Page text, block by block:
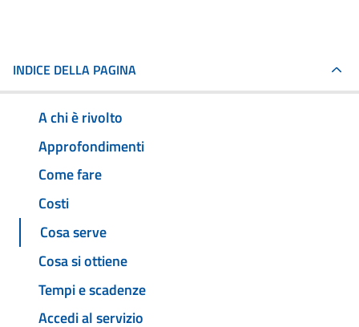
INDICE DELLA PAGINA
A chi è rivolto
Approfondimenti
Come fare
Costi
Cosa serve
Cosa si ottiene
Tempi e scadenze
Accedi al servizio